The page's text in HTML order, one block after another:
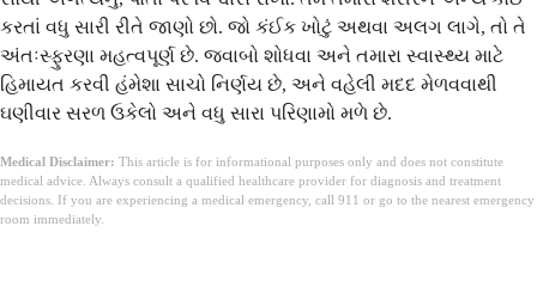
કરતાં વધુ સારી રીતે જાણો છો. જો કંઈક ખોટું અથવા અલગ લાગે, તો તે
અંતઃસ્ફુરણા મહત્વપૂર્ણ છે. જવાબો શોધવા અને તમારા સ્વાસ્થ્ય માટે
હિમાયત કરવી હંમેશા સાચો નિર્ણય છે, અને વહેલી મદદ મેળવવાથી
ઘણીવાર સરળ ઉકેલો અને વધુ સારા પરિણામો મળે છે.
Medical Disclaimer: This article is for informational purposes only and does not constitute
medical advice. Always consult a qualified healthcare provider for diagnosis and treatment
decisions. If you are experiencing a medical emergency, call 911 or go to the nearest emergency
room immediately.